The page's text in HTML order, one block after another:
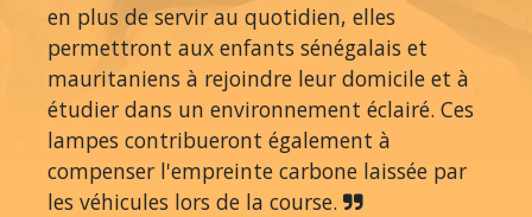
en plus de servir au quotidien, elles
permettront aux enfants sénégalais et
mauritaniens à rejoindre leur domicile et à
étudier dans un environnement éclairé. Ces
lampes contribueront également à
compenser l'empreinte carbone laissée par
les véhicules lors de la course.